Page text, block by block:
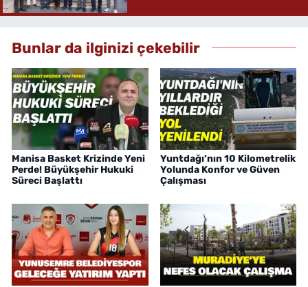
Bunlar da ilginizi çekebilir
Manisa Basket Krizinde Yeni
Perde! Büyükşehir Hukuki
Süreci Başlattı
Yuntdağı’nın 10 Kilometrelik
Yolunda Konfor ve Güven
Çalışması